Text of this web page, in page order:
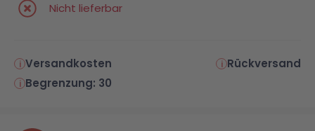
Nicht lieferbar
Versandkosten
Rückversand
Begrenzung: 30